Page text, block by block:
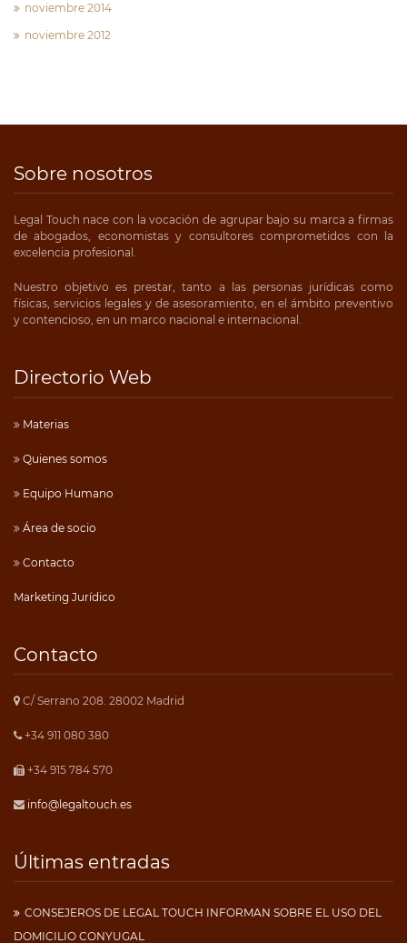
noviembre 2014
noviembre 2012
Sobre nosotros
Legal Touch nace con la vocación de agrupar bajo su marca a firmas
de abogados, economistas y consultores comprometidos con la
excelencia profesional.
Nuestro objetivo es prestar, tanto a las personas jurídicas como
físicas, servicios legales y de asesoramiento, en el ámbito preventivo
y contencioso, en un marco nacional e internacional.
Directorio Web
Materias
Quienes somos
Equipo Humano
Área de socio
Contacto
Marketing Jurídico
Contacto
C/ Serrano 208. 28002 Madrid
+34 911 080 380
+34 915 784 570
info@legaltouch.es
Últimas entradas
CONSEJEROS DE LEGAL TOUCH INFORMAN SOBRE EL USO DEL
DOMICILIO CONYUGAL